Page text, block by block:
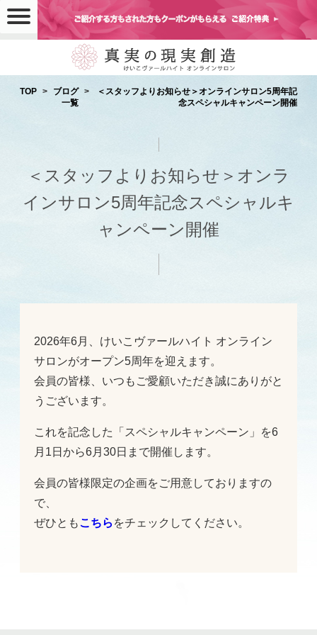
TOP
ブログ
一覧
＜スタッフよりお知らせ＞オンラインサロン5周年記
念スペシャルキャンペーン開催
＜スタッフよりお知らせ＞オンラ
インサロン5周年記念スペシャルキ
ャンペーン開催
2026年6月、けいこヴァールハイト オンライン
サロンがオープン5周年を迎えます。
会員の皆様、いつもご愛顧いただき誠にありがと
うございます。
これを記念した「スペシャルキャンペーン」を6
月1日から6月30日まで開催します。
会員の皆様限定の企画をご用意しておりますの
で、
ぜひともこちら をチェックしてください。